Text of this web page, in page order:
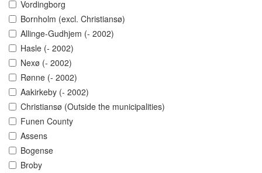
Vordingborg
Bornholm (excl. Christiansø)
Allinge-Gudhjem (- 2002)
Hasle (- 2002)
Nexø (- 2002)
Rønne (- 2002)
Aakirkeby (- 2002)
Christiansø (Outside the municipalities)
Funen County
Assens
Bogense
Broby